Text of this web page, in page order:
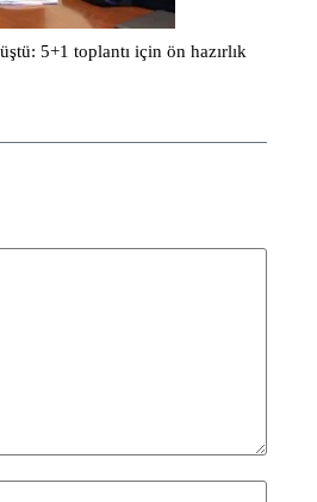
5+1 toplantı için ön hazırlık